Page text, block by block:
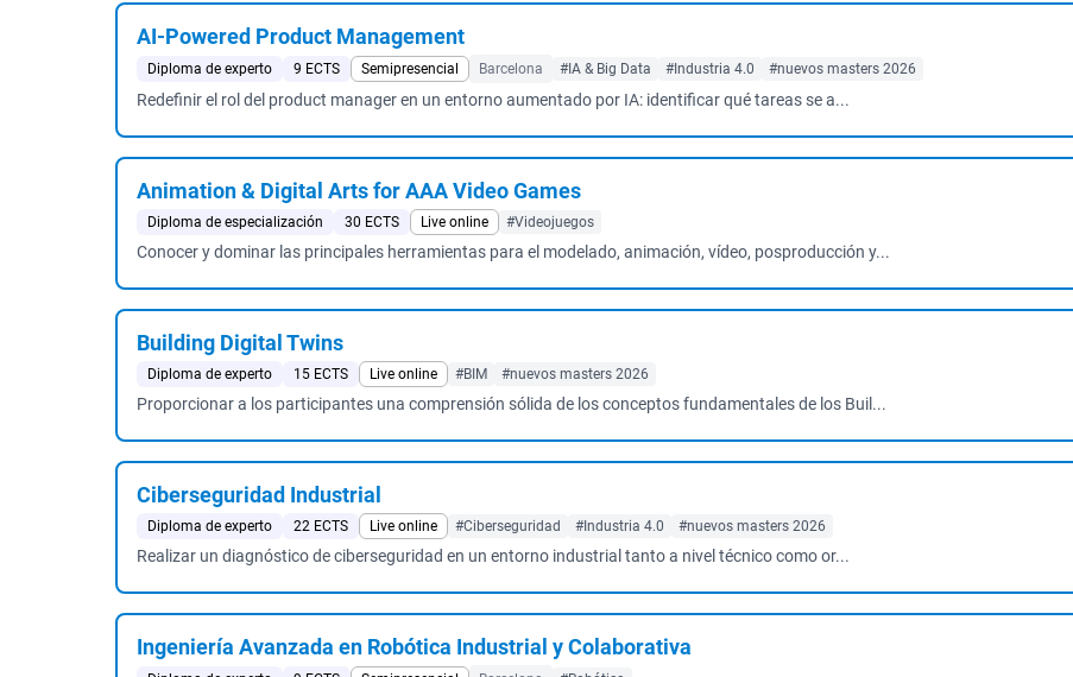
AI-Powered Product Management
Diploma de experto 9 ECTS Semipresencial Barcelona #IA & Big Data #Industria 4.0 #nuevos masters 2026
Redefinir el rol del product manager en un entorno aumentado por IA: identificar qué tareas se a...
Animation & Digital Arts for AAA Video Games
Diploma de especialización 30 ECTS Live online #Videojuegos
Conocer y dominar las principales herramientas para el modelado, animación, vídeo, posproducción y...
Building Digital Twins
Diploma de experto 15 ECTS Live online #BIM #nuevos masters 2026
Proporcionar a los participantes una comprensión sólida de los conceptos fundamentales de los Buil...
Ciberseguridad Industrial
Diploma de experto 22 ECTS Live online #Ciberseguridad #Industria 4.0 #nuevos masters 2026
Realizar un diagnóstico de ciberseguridad en un entorno industrial tanto a nivel técnico como or...
Ingeniería Avanzada en Robótica Industrial y Colaborativa